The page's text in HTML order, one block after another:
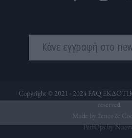
Κάνε εγγραφή στο
Copyright © 2021 - 2024 FAQ
reserved.
Made by 2ence &
PerfOps by